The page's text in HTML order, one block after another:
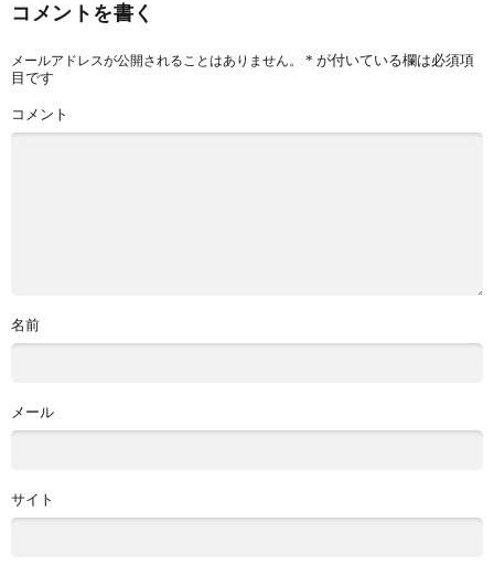
コメントを書く
メールアドレスが公開されることはありません。 * が付いている欄は必須項
目です
コメント
名前
メール
サイト